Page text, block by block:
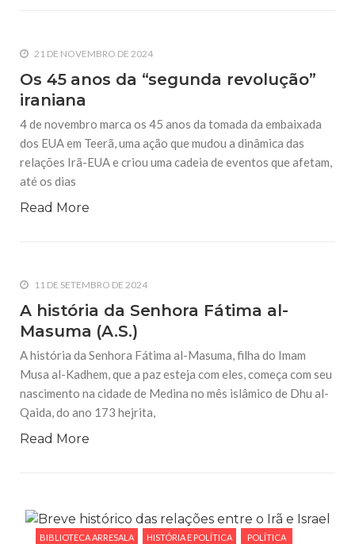
21 DE NOVEMBRO DE 2024
Os 45 anos da “segunda revolução”
iraniana
4 de novembro marca os 45 anos da tomada da embaixada
dos EUA em Teerã, uma ação que mudou a dinâmica das
relações Irã-EUA e criou uma cadeia de eventos que afetam,
até os dias
Read More
11 DE SETEMBRO DE 2024
A história da Senhora Fátima al-
Masuma (A.S.)
A história da Senhora Fátima al-Masuma, filha do Imam
Musa al-Kadhem, que a paz esteja com eles, começa com seu
nascimento na cidade de Medina no mês islâmico de Dhu al-
Qaida, do ano 173 hejrita,
Read More
BIBLIOTECA ARRESALA HISTÓRIA E POLÍTICA POLÍTICA